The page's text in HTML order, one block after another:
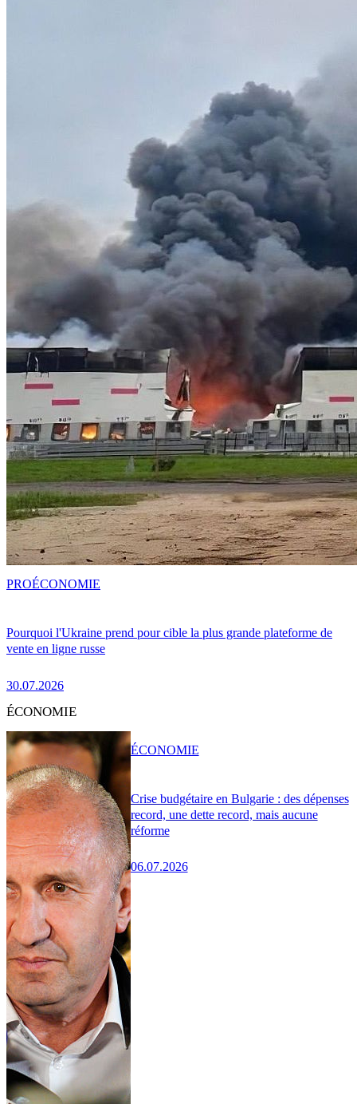
Pourquoi l'Ukraine prend pour cible la plus grande plateforme de
vente en ligne russe
30.07.2026
PROÉCONOMIE
ÉCONOMIE
Crise budgétaire en Bulgarie : des dépenses
record, une dette record, mais aucune
réforme
06.07.2026
ÉCONOMIE